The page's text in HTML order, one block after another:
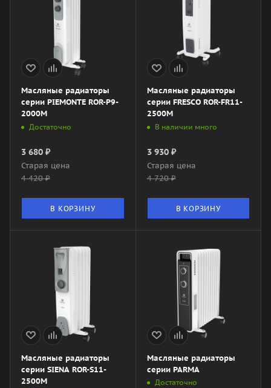
Масляные радиаторы
серии PIEMONTE ROR-P9-
2000M
Достаточно
3 680 ₽
Старая цена
4 420₽
В КОРЗИНУ
Масляные радиаторы
серии FRESCO ROR-FR11-
2500M
В наличии много
3 930₽
Старая цена
4 720₽
В КОРЗИНУ
Масляные радиаторы
серии SIENA ROR-S11-
2500M
Масляные радиаторы
серии PARMA
Достаточно